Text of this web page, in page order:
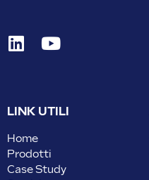
LINK UTILI
Home
Prodotti
Case Study